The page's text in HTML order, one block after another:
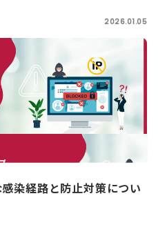
2026.01.05
染経路と防止対策につい